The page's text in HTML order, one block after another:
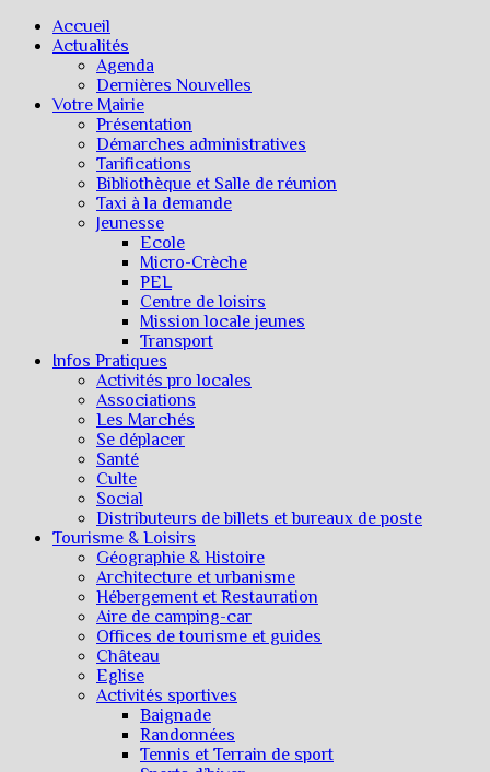
Accueil
Actualités
Agenda
Dernières Nouvelles
Votre Mairie
Présentation
Démarches administratives
Tarifications
Bibliothèque et Salle de réunion
Taxi à la demande
Jeunesse
Ecole
Micro-Crèche
PEL
Centre de loisirs
Mission locale jeunes
Transport
Infos Pratiques
Activités pro locales
Associations
Les Marchés
Se déplacer
Santé
Culte
Social
Distributeurs de billets et bureaux de poste
Tourisme & Loisirs
Géographie & Histoire
Architecture et urbanisme
Hébergement et Restauration
Aire de camping-car
Offices de tourisme et guides
Château
Eglise
Activités sportives
Baignade
Randonnées
Tennis et Terrain de sport